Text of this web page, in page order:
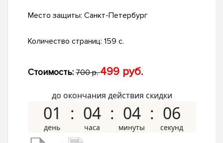
Место защиты: Санкт-Петербург
Количество страниц: 159 с.
Стоимость: 700 р.499 руб.
до окончания действия скидки
01 04 04 05